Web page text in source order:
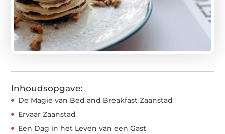
Inhoudsopgave:
De Magie van Bed and Breakfast Zaanstad
Ervaar Zaanstad
Een Dag in het Leven van een Gast